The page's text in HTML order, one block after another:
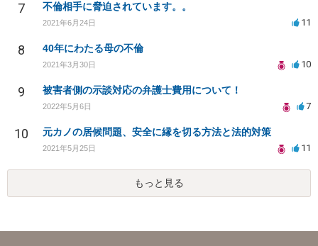
7 不倫相手に脅迫されています。。
2021年6月24日 11
8 40年にわたる母の不倫
2021年3月30日 10
9 被害者側の示談対応の弁護士費用について！
2022年5月6日 7
10 元カノの居候問題、安全に縁を切る方法と法的対策
2021年5月25日 11
もっと見る